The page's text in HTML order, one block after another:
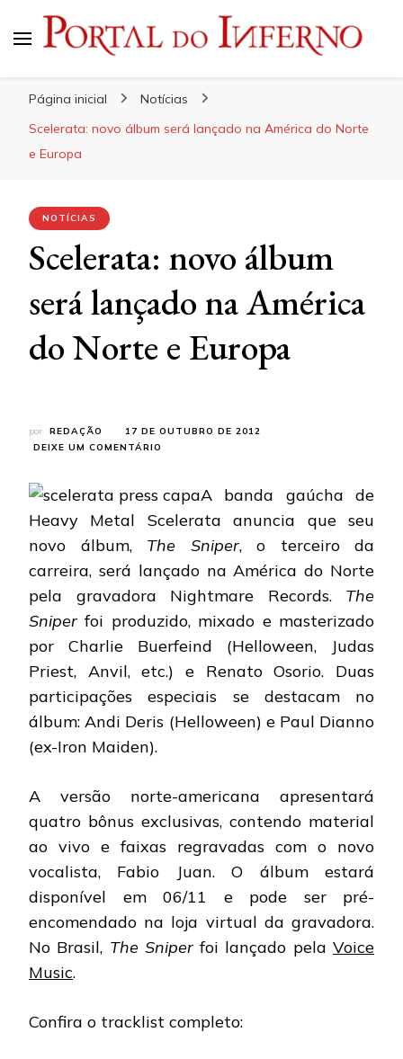
Página inicial
Notícias
Scelerata: novo álbum será lançado na América do Norte
e Europa
NOTÍCIAS
Scelerata: novo álbum
será lançado na América
do Norte e Europa
por REDAÇÃO
17 DE OUTUBRO DE 2012
DEIXE UM COMENTÁRIO
ÁLBUM
LANÇADO
NA
DO
NORTE
EUROPA
A banda gaúcha de
Heavy Metal Scelerata anuncia que seu
novo álbum, The Sniper, o terceiro da
carreira, será lançado na América do Norte
pela gravadora Nightmare Records. The
Sniper foi produzido, mixado e masterizado
por Charlie Buerfeind (Helloween, Judas
Priest, Anvil, etc.) e Renato Osorio. Duas
participações especiais se destacam no
álbum: Andi Deris (Helloween) e Paul Dianno
(ex-Iron Maiden).
A versão norte-americana apresentará
quatro bônus exclusivas, contendo material
ao vivo e faixas regravadas com o novo
vocalista, Fabio Juan. O álbum estará
disponível em 06/11 e pode ser pré-
encomendado na loja virtual da gravadora.
No Brasil, The Sniperfoi lançado pelaVoice
Music.
Confira o tracklist completo: